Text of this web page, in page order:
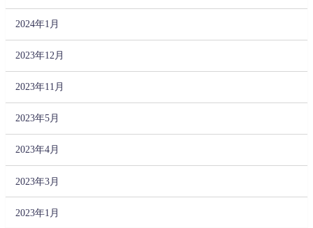
2024年1月
2023年12月
2023年11月
2023年5月
2023年4月
2023年3月
2023年1月